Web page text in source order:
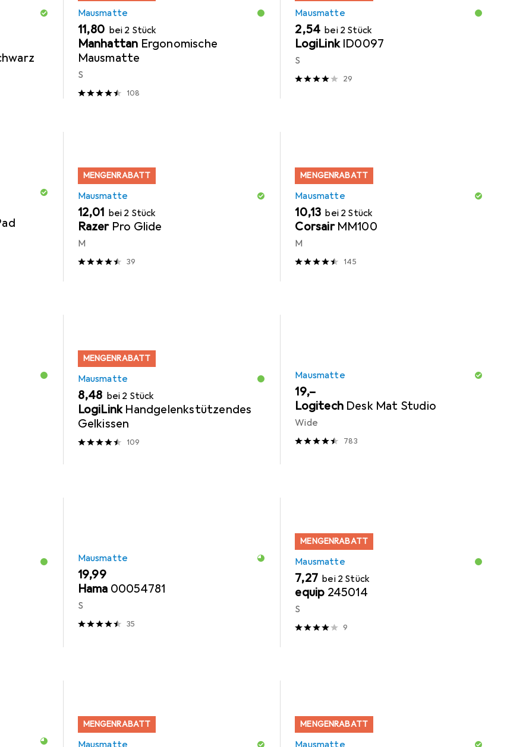
Mausmatte
EUR
11,80 bei 2 Stück
Manhattan Ergonomische
Mausmatte
S
108
Mausmatte
EUR
2,54 bei 2 Stück
LogiLink ID0097
S
29
MENGENRABATT
Mausmatte
EUR
12,01 bei 2 Stück
Razer Pro Glide
M
39
MENGENRABATT
Mausmatte
EUR
10,13 bei 2 Stück
Corsair MM100
M
145
MENGENRABATT
Mausmatte
EUR
8,48 bei 2 Stück
LogiLink Handgelenkstützendes
Gelkissen
109
Mausmatte
EUR
19,–
Logitech Desk Mat Studio
Wide
783
Mausmatte
EUR
19,99
Hama 00054781
S
35
MENGENRABATT
Mausmatte
EUR
7,27 bei 2 Stück
equip 245014
S
9
MENGENRABATT
Mausmatte
MENGENRABATT
Mausmatte